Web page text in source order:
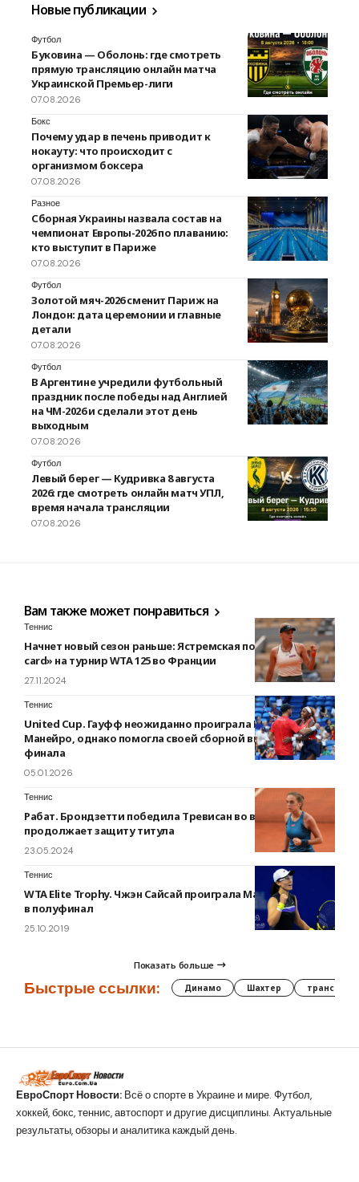
Новые публикации
Футбол
Буковина — Оболонь: где смотреть
прямую трансляцию онлайн матча
Украинской Премьер-лиги
07.08.2026
Бокс
Почему удар в печень приводит к
нокауту: что происходит с
организмом боксера
07.08.2026
Разное
Сборная Украины назвала состав на
чемпионат Европы-2026 по плаванию:
кто выступит в Париже
07.08.2026
Футбол
Золотой мяч-2026 сменит Париж на
Лондон: дата церемонии и главные
детали
07.08.2026
Футбол
В Аргентине учредили футбольный
праздник после победы над Англией
на ЧМ-2026 и сделали этот день
выходным
07.08.2026
Футбол
Левый берег — Кудривка 8 августа
2026: где смотреть онлайн матч УПЛ,
время начала трансляции
07.08.2026
Вам также может понравиться
Теннис
Начнет новый сезон раньше: Ястремская получила «wild
card» на турнир WTA 125 во Франции
27.11.2024
Теннис
United Cup. Гауфф неожиданно проиграла Боусас
Манейро, однако помогла своей сборной выйти в 1/4
финала
05.01.2026
Теннис
Рабат. Брондзетти победила Тревисан во втором круге и
продолжает защиту титула
23.05.2024
Теннис
WTA Elite Trophy. Чжэн Сайсай проиграла Мартич и вышла
в полуфинал
25.10.2019
Показать больше
Быстрые ссылки: Динамо Шахтер трансферы
ЕвроСпорт Новости: Всё о спорте в Украине и мире. Футбол,
хоккей, бокс, теннис, автоспорт и другие дисциплины. Актуальные
результаты, обзоры и аналитика каждый день.